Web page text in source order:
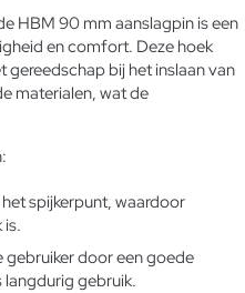
HBM 90 mm aanslagpin is een
en comfort. Deze hoek
bij het inslaan van
materialen, wat de
spijkerpunt, waardoor
is.
door een goede
gebruik.